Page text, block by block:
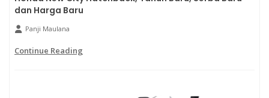
dan Harga Baru
Panji Maulana
Continue Reading